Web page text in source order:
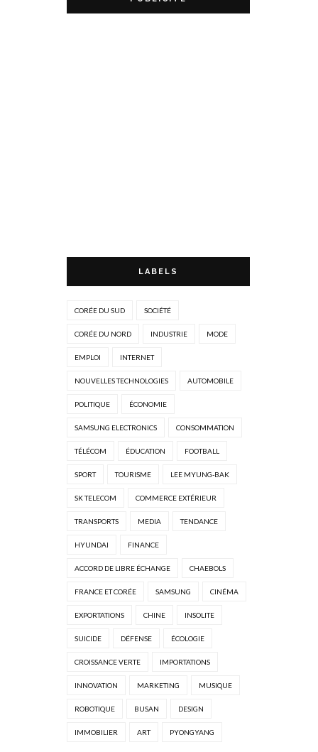
LABELS
CORÉE DU SUD SOCIÉTÉ
CORÉE DU NORD INDUSTRIE MODE
EMPLOI INTERNET
NOUVELLES TECHNOLOGIES AUTOMOBILE
POLITIQUE ÉCONOMIE
SAMSUNG ELECTRONICS CONSOMMATION
TÉLÉCOM ÉDUCATION FOOTBALL
SPORT TOURISME LEE MYUNG-BAK
SK TELECOM COMMERCE EXTÉRIEUR
TRANSPORTS MEDIA TENDANCE
HYUNDAI FINANCE
ACCORD DE LIBRE ÉCHANGE CHAEBOLS
FRANCE ET CORÉE SAMSUNG CINÉMA
EXPORTATIONS CHINE INSOLITE
SUICIDE DÉFENSE ÉCOLOGIE
CROISSANCE VERTE IMPORTATIONS
INNOVATION MARKETING MUSIQUE
ROBOTIQUE BUSAN DESIGN
IMMOBILIER ART PYONGYANG